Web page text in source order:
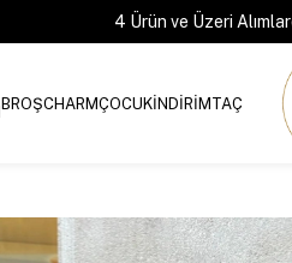
4 Ürün ve Üzeri
BROŞCHARMÇOCUKİNDİRİMTAÇ